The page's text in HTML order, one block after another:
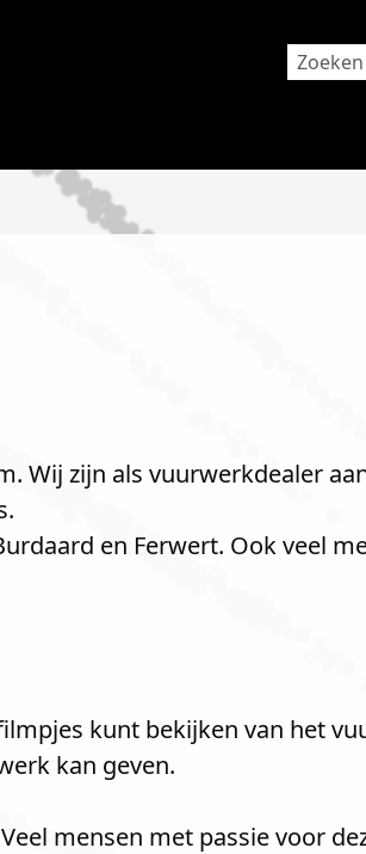
Wij zijn als vuurwerkdealer
en Ferwert. Ook veel
kunt bekijken van het
kan geven.
mensen met passie voor